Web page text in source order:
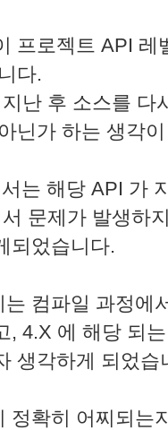
프로젝트 API 레
다.
난 후 소스를 다
닌가 하는 생각
는 해당 API 가
문제가 발생하
되었습니다.
는 컴파일 과정에
, 4.X 에 해당 되
생각하게 되었습
정확히 어찌되는